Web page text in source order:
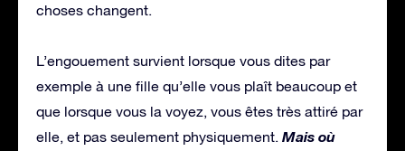
choses changent.
L’engouement survient lorsque vous dites par
exemple à une fille qu’elle vous plaît beaucoup et
que lorsque vous la voyez, vous êtes très attiré par
elle, et pas seulement physiquement. Mais où